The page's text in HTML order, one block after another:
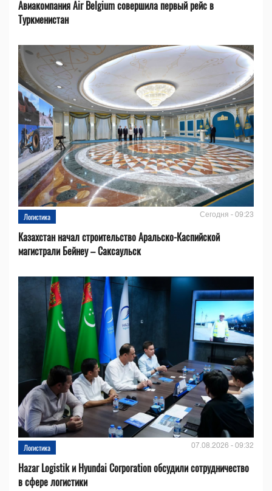
Авиакомпания Air Belgium совершила первый рейс в
Туркменистан
Логистика Сегодня - 09:23
Казахстан начал строительство Аральско-Каспийской
магистрали Бейнеу – Саксаульск
Логистика 07.08.2026 - 09:32
Hazar Logistik и Hyundai Corporation обсудили сотрудничество
в сфере логистики